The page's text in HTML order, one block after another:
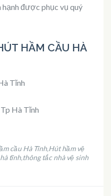
hạnh được phục vụ quý
HẦM CẦU HÀ
Tĩnh
Hà Tĩnh
cầu Hà Tĩnh,Hút hầm vệ
tĩnh,thông tắc nhà vệ sinh